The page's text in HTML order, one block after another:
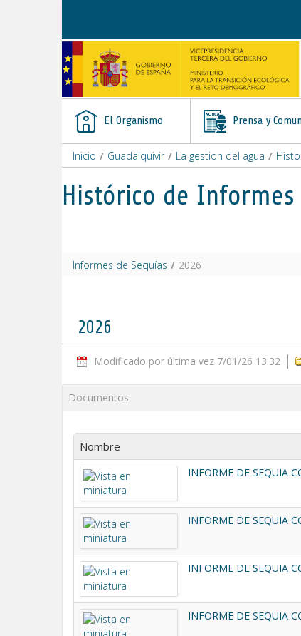
El Organismo Prensa y
Inicio / Guadalquivir / La gestion del agua /
Histórico de Informes
Informes de Sequías / 2026
2026
Modificado por última vez 7/01/26 13:32
Documentos
Nombre
INFORME DE SEQUIA
INFORME DE SEQUIA
INFORME DE SEQUIA
INFORME DE SEQUIA